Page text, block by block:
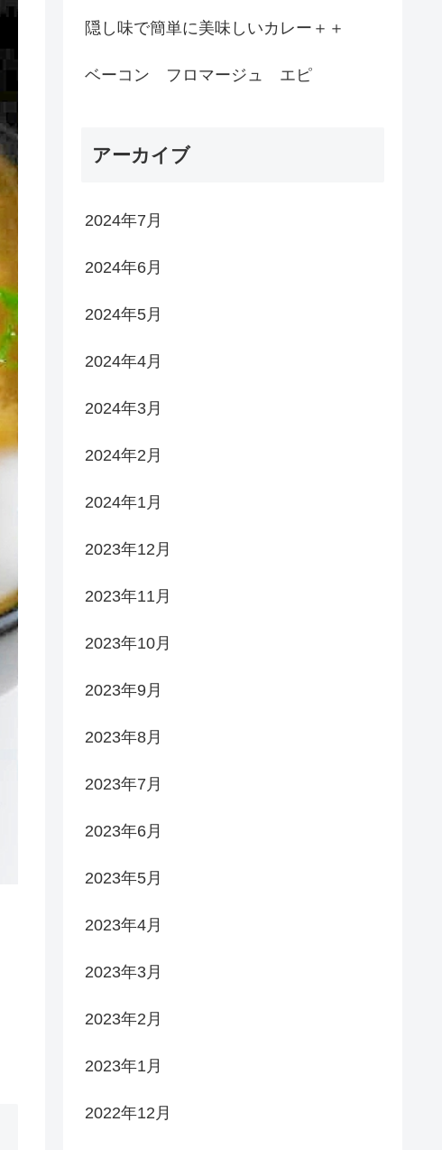
隠し味で簡単に美味しいカレー＋＋
ベーコン フロマージュ エピ
アーカイブ
2024年7月
2024年6月
2024年5月
2024年4月
2024年3月
2024年2月
2024年1月
2023年12月
2023年11月
2023年10月
2023年9月
2023年8月
2023年7月
2023年6月
2023年5月
2023年4月
2023年3月
2023年2月
2023年1月
2022年12月